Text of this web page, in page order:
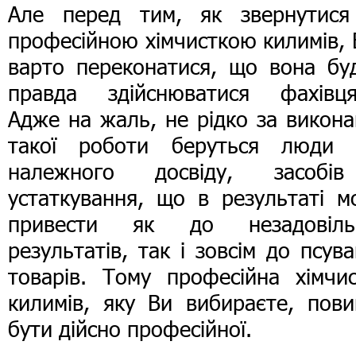
Але перед тим, як
професійною хімчисткою килимів,
варто переконатися, що вона
правда здійснюватися
Адже на жаль, не рідко за
такої роботи беруться люди
належного досвіду,
устаткування, що в результаті
привести як до
результатів, так і зовсім до
товарів. Тому професійна
килимів, яку Ви вибираєте,
бути дійсно професійної.